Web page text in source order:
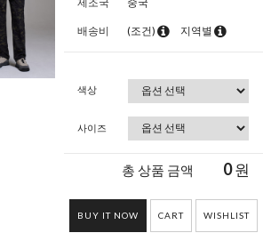
배송비 (조건) 지역별
색상
사이즈
총 상품 금액 0원
BUY IT NOW CART WISHLIST